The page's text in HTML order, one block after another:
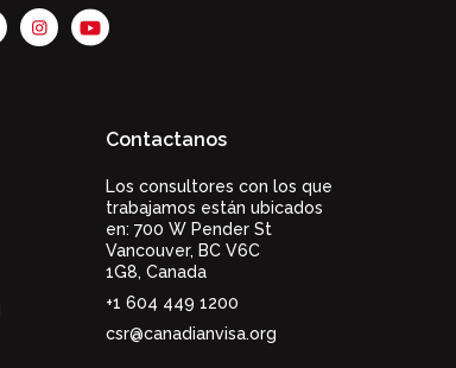
Contactanos
Los consultores con los que
trabajamos están ubicados
en: 700 W Pender St
Vancouver, BC V6C
1G8, Canada
+1 604 449 1200
csr@canadianvisa.org